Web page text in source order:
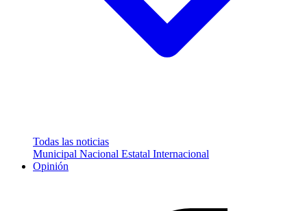
Todas las noticias
Municipal Nacional Estatal Internacional
Opinión